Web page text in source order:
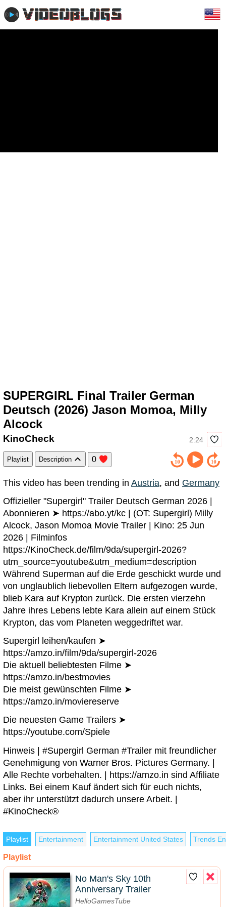
SUPERGIRL Final Trailer German
Deutsch (2026) Jason Momoa, Milly
Alcock
2:24
KinoCheck
Playlist Description 0
This video has been trending in Austria, and Germany
Offizieller "Supergirl" Trailer Deutsch German 2026 |
Abonnieren ➤ https://abo.yt/kc | (OT: Supergirl) Milly
Alcock, Jason Momoa Movie Trailer | Kino: 25 Jun
2026 | Filminfos
https://KinoCheck.de/film/9da/supergirl-2026?
utm_source=youtube&utm_medium=description
Während Superman auf die Erde geschickt wurde und
von unglaublich liebevollen Eltern aufgezogen wurde,
blieb Kara auf Krypton zurück. Die ersten vierzehn
Jahre ihres Lebens lebte Kara allein auf einem Stück
Krypton, das vom Planeten weggedriftet war.
Supergirl leihen/kaufen ➤
https://amzo.in/film/9da/supergirl-2026
Die aktuell beliebtesten Filme ➤
https://amzo.in/bestmovies
Die meist gewünschten Filme ➤
https://amzo.in/moviereserve
Die neuesten Game Trailers ➤
https://youtube.com/Spiele
Hinweis | #Supergirl German #Trailer mit freundlicher
Genehmigung von Warner Bros. Pictures Germany. |
Alle Rechte vorbehalten. | https://amzo.in sind Affiliate
Links. Bei einem Kauf ändert sich für euch nichts,
aber ihr unterstützt dadurch unsere Arbeit. |
#KinoCheck®
Playlist Entertainment Entertainment United States Trends
Playlist
No Man's Sky 10th
Anniversary Trailer
HelloGamesTube